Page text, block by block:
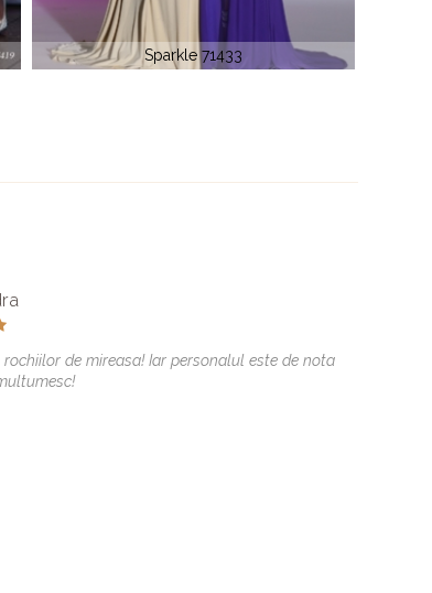
Sparkle 71401
rochiilor de mireasa! Iar personalul este de nota